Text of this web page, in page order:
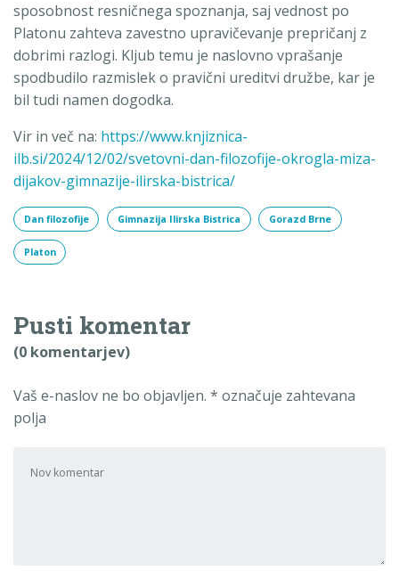
sposobnost resničnega spoznanja, saj vednost po
Platonu zahteva zavestno upravičevanje prepričanj z
dobrimi razlogi. Kljub temu je naslovno vprašanje
spodbudilo razmislek o pravični ureditvi družbe, kar je
bil tudi namen dogodka.
Vir in več na: https://www.knjiznica-
ilb.si/2024/12/02/svetovni-dan-filozofije-okrogla-miza-
dijakov-gimnazije-ilirska-bistrica/
Dan filozofije Gimnazija Ilirska Bistrica Gorazd Brne
Platon
Pusti komentar
(0 komentarjev)
Vaš e-naslov ne bo objavljen. * označuje zahtevana
polja